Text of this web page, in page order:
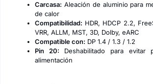
Carcasa: Aleación de aluminio para
de calor
Compatibilidad: HDR, HDCP 2.2,
VRR, ALLM, MST, 3D, Dolby, eARC
Compatible con: DP 1.4 / 1.3 / 1.2
Pin 20: Deshabilitado para evitar
alimentación